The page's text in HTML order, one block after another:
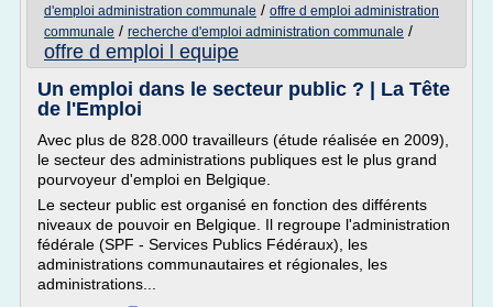
d'emploi administration communale / offre d emploi administration
communale / recherche d'emploi administration communale /
offre d emploi l equipe
Un emploi dans le secteur public ? | La Tête
de l'Emploi
Avec plus de 828.000 travailleurs (étude réalisée en 2009),
le secteur des administrations publiques est le plus grand
pourvoyeur d'emploi en Belgique.
Le secteur public est organisé en fonction des différents
niveaux de pouvoir en Belgique. Il regroupe l'administration
fédérale (SPF - Services Publics Fédéraux), les
administrations communautaires et régionales, les
administrations...